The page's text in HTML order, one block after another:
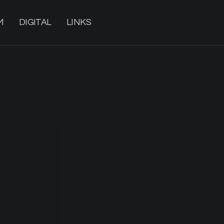
DIGITAL LINKS